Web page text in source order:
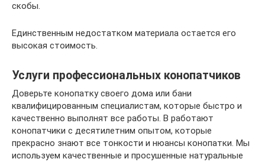
скобы.
Единственным недостатком материала остается его
высокая стоимость.
Услуги профессиональных конопатчиков
Доверьте конопатку своего дома или бани
квалифицированным специалистам, которые быстро и
качественно выполнят все работы. В работают
конопатчики с десятилетним опытом, которые
прекрасно знают все тонкости и нюансы конопатки. Мы
используем качественные и просушенные натуральные